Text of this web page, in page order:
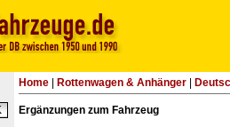
Home Rottenwagen & Anhänger
Ergänzungen zum Fahrzeug